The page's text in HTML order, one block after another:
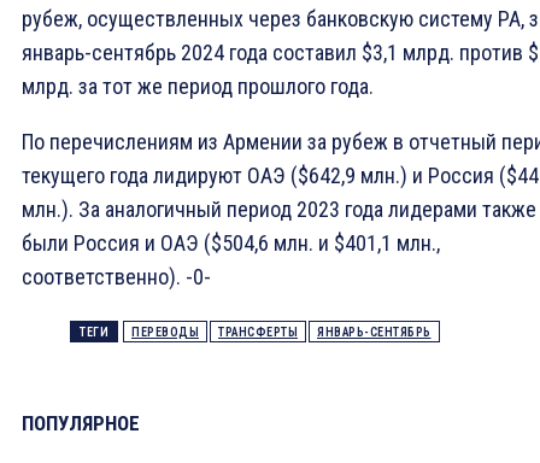
рубеж, осуществленных через банковскую систему РА,
январь-сентябрь 2024 года составил $3,1 млрд. против
млрд. за тот же период прошлого года.
По перечислениям из Армении за рубеж в отчетный
текущего года лидируют ОАЭ ($642,9 млн.) и Россия
млн.). За аналогичный период 2023 года лидерами также
были Россия и ОАЭ ($504,6 млн. и $401,1 млн.,
соответственно). -0-
ТЕГИ ПЕРЕВОДЫ ТРАНСФЕРТЫ ЯНВАРЬ-СЕНТЯБРЬ
ПОПУЛЯРНОЕ